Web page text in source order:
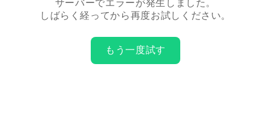
サーバーでエラーが発生しました。
しばらく経ってから再度お試しください。
もう一度試す